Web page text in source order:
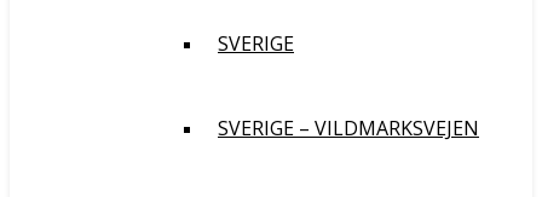
SVERIGE
SVERIGE – VILDMARKSVEJEN